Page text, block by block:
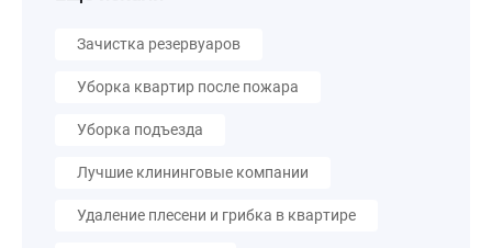
Зачистка резервуаров
Уборка квартир после пожара
Уборка подъезда
Лучшие клининговые компании
Удаление плесени и грибка в квартире